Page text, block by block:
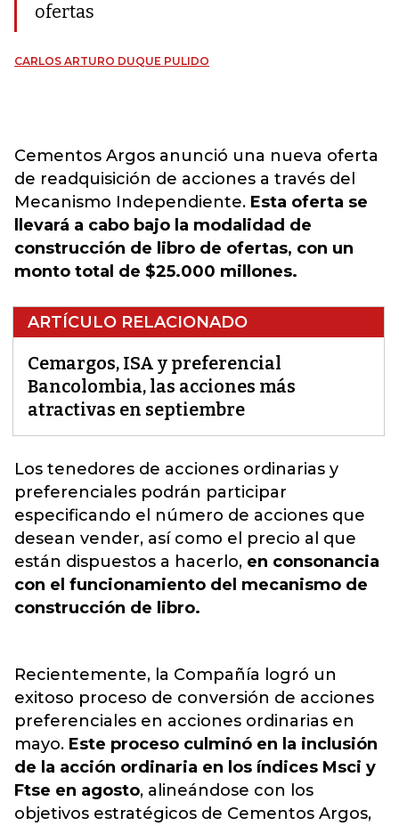
ofertas
CARLOS ARTURO DUQUE PULIDO
Cementos Argos anunció una nueva oferta
de readquisición de acciones a través del
Mecanismo Independiente. Esta oferta se
llevará a cabo bajo la modalidad de
construcción de libro de ofertas, con un
monto total de $25.000 millones.
ARTÍCULO RELACIONADO
Cemargos, ISA y preferencial
Bancolombia, las acciones más
atractivas en septiembre
Los tenedores de acciones ordinarias y
preferenciales podrán participar
especificando el número de acciones que
desean vender, así como el precio al que
están dispuestos a hacerlo, en consonancia
con el funcionamiento del mecanismo de
construcción de libro.
Recientemente, la Compañía logró un
exitoso proceso de conversión de acciones
preferenciales en acciones ordinarias en
mayo. Este proceso culminó en la inclusión
de la acción ordinaria en los índices Msci y
Ftse en agosto, alineándose con los
objetivos estratégicos de Cementos Argos,